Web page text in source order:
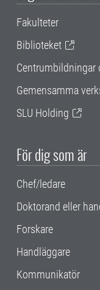
Fakulteter
Biblioteket
Centrumbildningar
Gemensamma
SLU Holding
För dig som är
Chef/ledare
Doktorand eller
Forskare
Handläggare
Kommunikatör